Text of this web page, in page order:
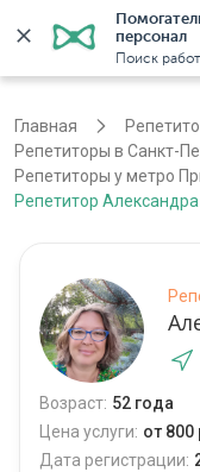
персонал
Поиск
Санкт-
Главная
Репетиторы в Санкт-
Репетиторы у метро
Репетитор
Возраст: 52 года
Цена услуги: от 800
Дата регистрации: